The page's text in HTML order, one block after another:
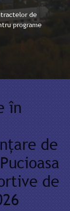
de
programe
în
de
de